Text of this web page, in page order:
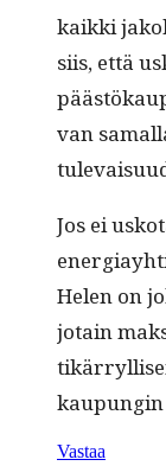
kaik­ki
siis, että
van
Jos ei
Helen on
jotain
Vastaa